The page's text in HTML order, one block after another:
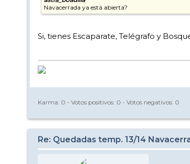
Navacerrada ya está abierta?
Si, tienes Escaparate, Telégrafo y
Karma: 0 - Votos positivos: 0 - Votos negativos: 0
Re: Quedadas temp. 13/14